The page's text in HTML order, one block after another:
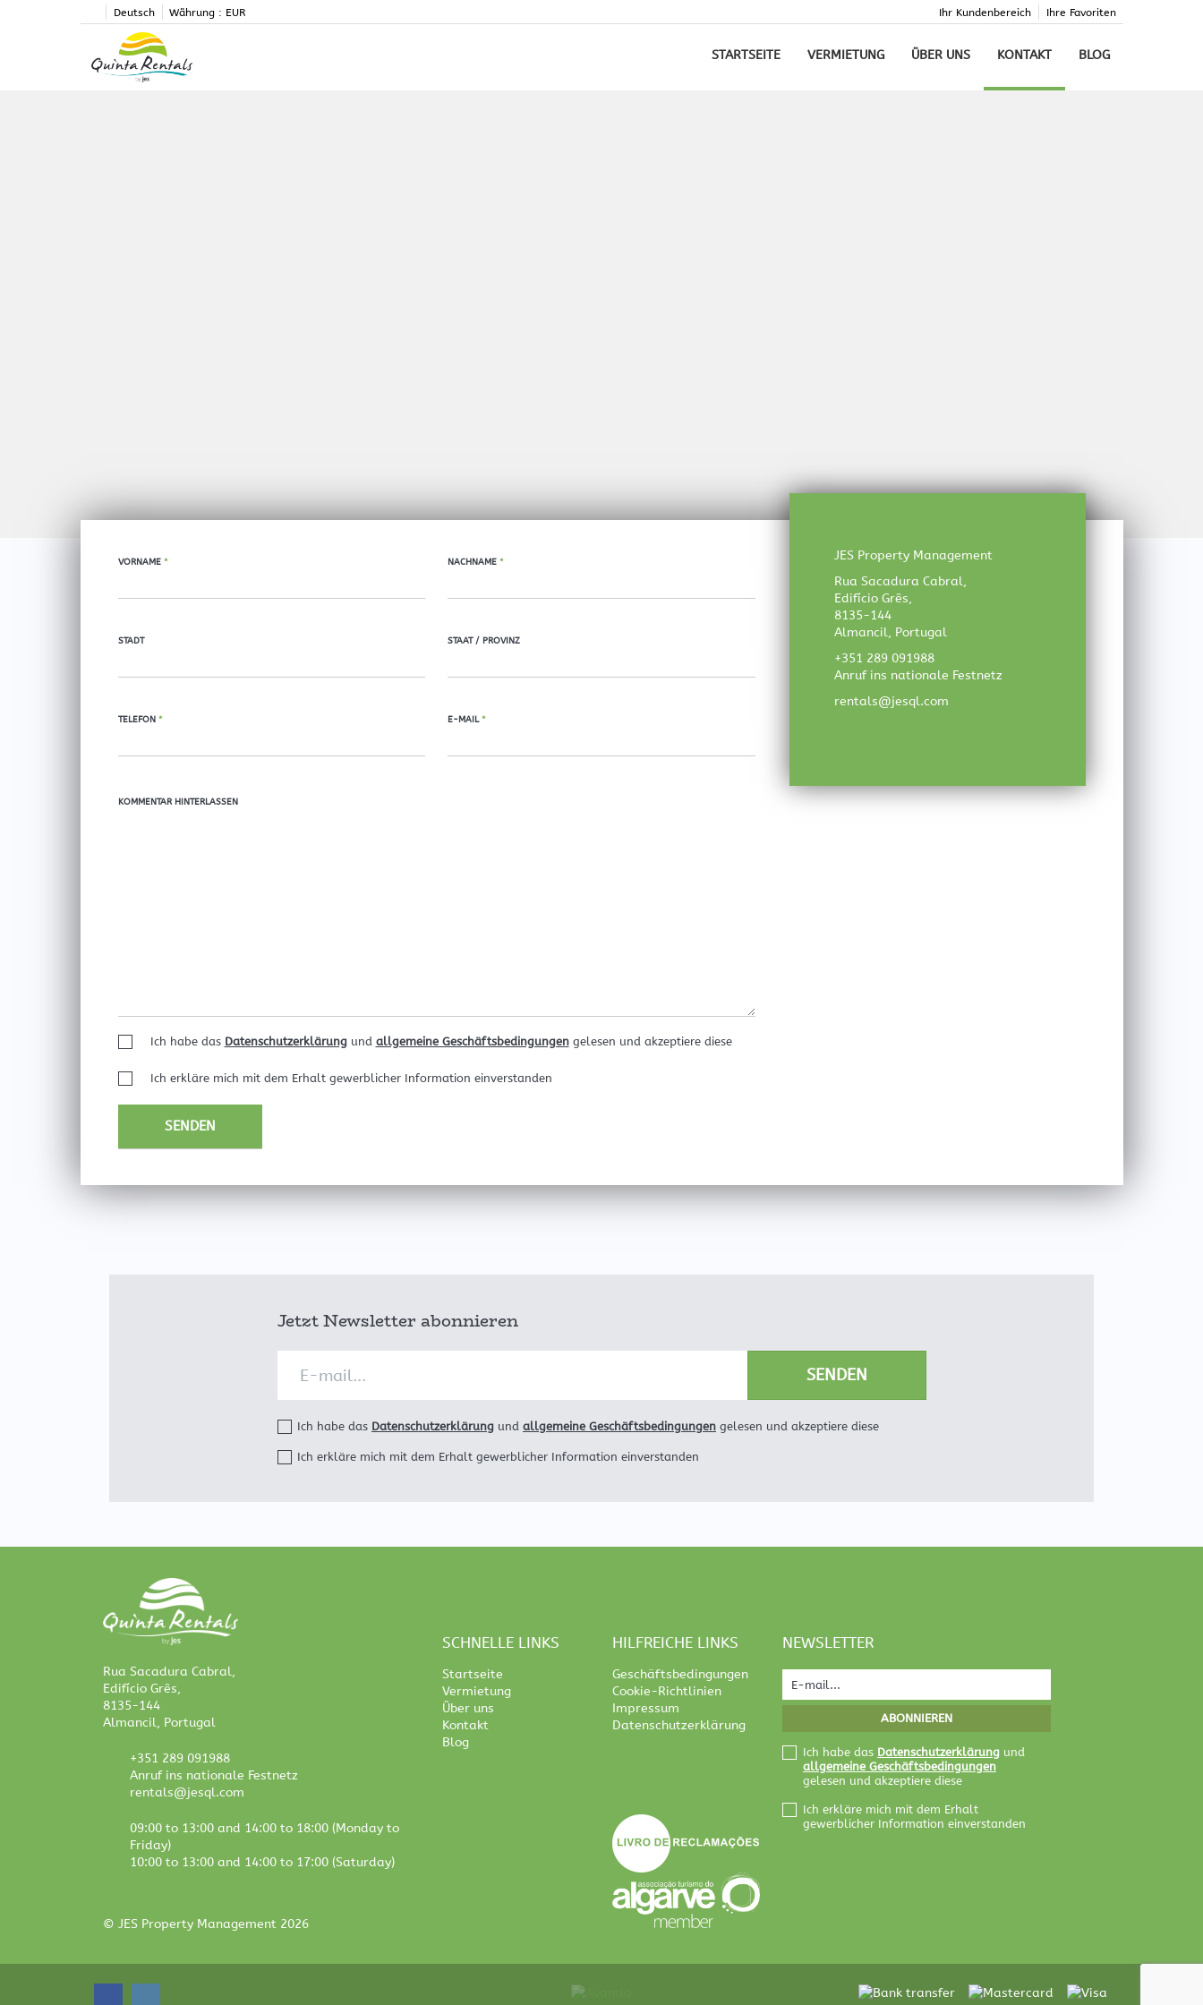
Deutsch Währung : EUR Ihre Favoriten
Ihr Kundenbereich
STARTSEITE VERMIETUNG ÜBER UNS KONTAKT BLOG
JES Property Management
Rua Sacadura Cabral,
Edifício Grês,
8135-144
Almancil, Portugal
+351 289 091988
Anruf ins nationale Festnetz
rentals@jesql.com
VORNAME * NACHNAME*
STADT STAAT / PROVINZ
TELEFON * E-MAIL*
KOMMENTAR HINTERLASSEN
Ich habe das Datenschutzerklärungund allgemeine Geschäftsbedingungengelesen und akzeptiere diese
Ich erkläre mich mit dem Erhalt gewerblicher Information einverstanden
Jetzt Newsletter abonnieren
Ich habe das Datenschutzerklärung und allgemeine Geschäftsbedingungen gelesen und akzeptiere diese
Ich erkläre mich mit dem Erhalt gewerblicher Information einverstanden
Rua Sacadura Cabral,
Edifício Grês,
8135-144
Almancil, Portugal
+351 289 091988
Anruf ins nationale Festnetz
rentals@jesql.com
09:00 to 13:00 and 14:00 to 18:00 (Monday to
Friday)
10:00 to 13:00 and 14:00 to 17:00 (Saturday)
© JES Property Management 2026
SCHNELLE LINKS
Startseite
Vermietung
Über uns
Kontakt
Blog
HILFREICHE LINKS
Geschäftsbedingungen
Cookie-Richtlinien
Impressum
Datenschutzerklärung
NEWSLETTER
Ich habe das Datenschutzerklärungund
allgemeine Geschäftsbedingungen
gelesen und akzeptiere diese
Ich erkläre mich mit dem Erhalt
gewerblicher Information einverstanden